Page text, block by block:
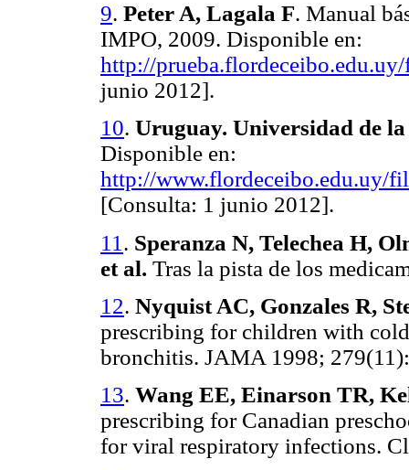
9. Peter A, Lagala F. Manual
IMPO, 2009. Disponible en:
http://
junio 2012].
10. Uruguay. Universidad de
Disponible en:
http://www.flordeceibo.edu.uy/
[Consulta: 1 junio 2012].
11 . Speranza N, Telechea H,
et al. Tras la pista de los
12. Nyquist AC, Gonzales R,
prescribing for children with
bronchitis. JAMA 1998;
13. Wang EE, Einarson TR,
prescribing for Canadian
for viral respiratory infections.